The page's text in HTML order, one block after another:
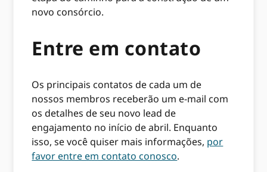
novo consórcio.
Entre em contato
Os principais contatos de cada um de
nossos membros receberão um e-mail com
os detalhes de seu novo lead de
engajamento no início de abril. Enquanto
isso, se você quiser mais informações, por
favor entre em contato conosco.